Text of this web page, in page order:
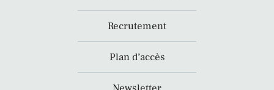
Recrutement
Plan d’accès